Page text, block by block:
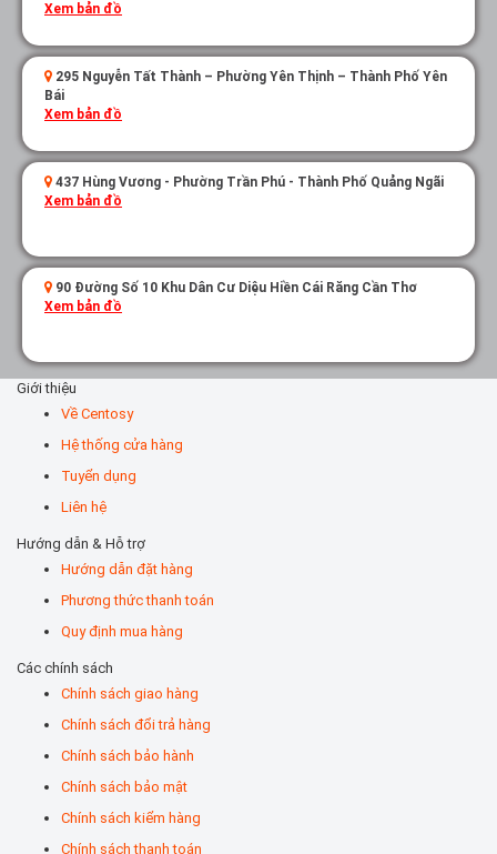
Xem bản đồ
295 Nguyễn Tất Thành – Phường Yên Thịnh – Thành Phố Yên
Bái
Xem bản đồ
437 Hùng Vương - Phường Trần Phú - Thành Phố Quảng Ngãi
Xem bản đồ
90 Đường Số 10 Khu Dân Cư Diệu Hiền Cái Răng Cần Thơ
Xem bản đồ
Giới thiệu
Về Centosy
Hệ thống cửa hàng
Tuyển dụng
Liên hệ
Hướng dẫn & Hỗ trợ
Hướng dẫn đặt hàng
Phương thức thanh toán
Quy định mua hàng
Các chính sách
Chính sách giao hàng
Chính sách đổi trả hàng
Chính sách bảo hành
Chính sách bảo mật
Chính sách kiểm hàng
Chính sách thanh toán